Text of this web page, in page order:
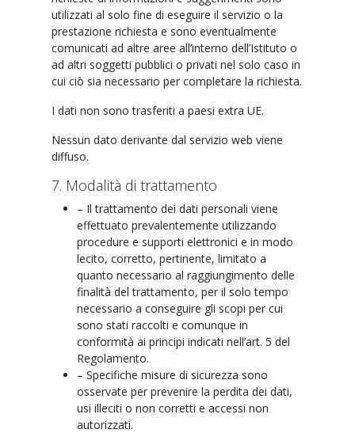
utilizzati al solo fine di eseguire il servizio o la
prestazione richiesta e sono eventualmente
comunicati ad altre aree all’interno dell’Istituto o
ad altri soggetti pubblici o privati nel solo caso in
cui ciò sia necessario per completare la richiesta.
I dati non sono trasferiti a paesi extra UE.
Nessun dato derivante dal servizio web viene
diffuso.
7. Modalità di trattamento
– Il trattamento dei dati personali viene
effettuato prevalentemente utilizzando
procedure e supporti elettronici e in modo
lecito, corretto, pertinente, limitato a
quanto necessario al raggiungimento delle
finalità del trattamento, per il solo tempo
necessario a conseguire gli scopi per cui
sono stati raccolti e comunque in
conformità ai principi indicati nell’art. 5 del
Regolamento.
– Specifiche misure di sicurezza sono
osservate per prevenire la perdita dei dati,
usi illeciti o non corretti e accessi non
autorizzati.